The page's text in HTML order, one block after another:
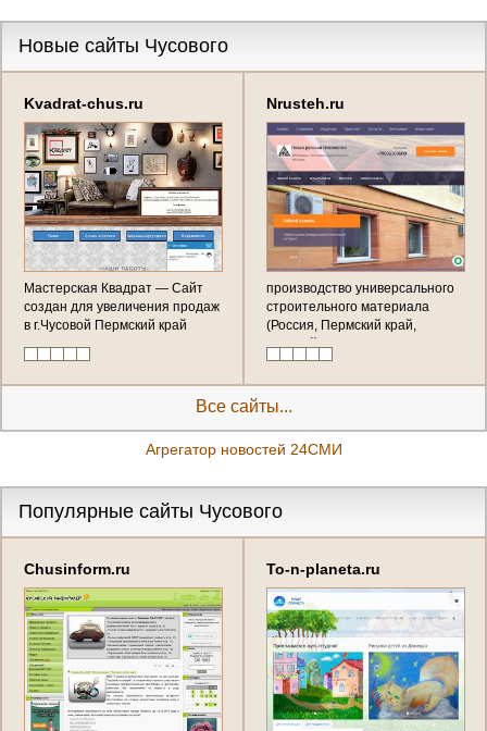
Новые сайты Чусового
Kvadrat-chus.ru
Мастерская Квадрат — Сайт
создан для увеличения продаж
в г.Чусовой Пермский край
Nrusteh.ru
производство универсального
строительного материала
(Россия, Пермский край,
Чусовой)
Все сайты...
Агрегатор новостей 24СМИ
Популярные сайты Чусового
Chusinform.ru To-n-planeta.ru